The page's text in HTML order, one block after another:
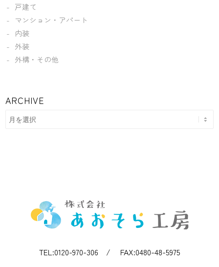
戸建て
マンション・アパート
内装
外装
外構・その他
ARCHIVE
TEL:0120-970-306 / FAX:0480-48-5975